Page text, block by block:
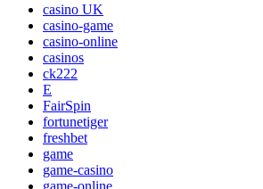
casino UK
casino-game
casino-online
casinos
ck222
E
FairSpin
fortunetiger
freshbet
game
game-casino